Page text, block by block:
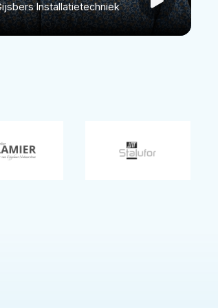
Installatietechniek